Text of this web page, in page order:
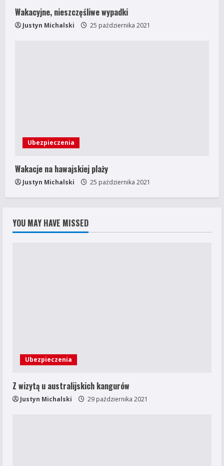
Wakacyjne, nieszczęśliwe wypadki
Justyn Michalski 25 października 2021
Ubezpieczenia
Wakacje na hawajskiej plaży
Justyn Michalski 25 października 2021
YOU MAY HAVE MISSED
Ubezpieczenia
Z wizytą u australijskich kangurów
Justyn Michalski 29 października 2021